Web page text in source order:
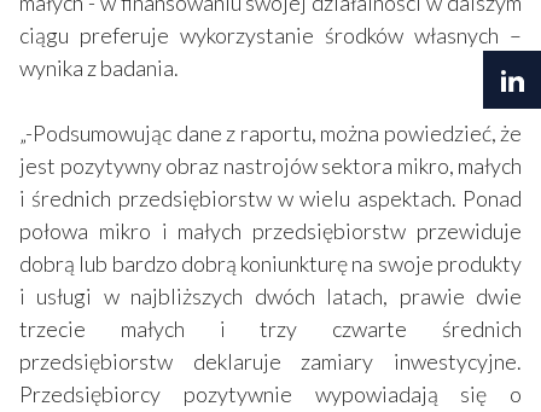
ciągu preferuje wykorzystanie środków własnych –
wynika z badania.
„-Podsumowując dane z raportu, można powiedzieć, że
jest pozytywny obraz nastrojów sektora mikro, małych
i średnich przedsiębiorstw w wielu aspektach. Ponad
połowa mikro i małych przedsiębiorstw przewiduje
dobrą lub bardzo dobrą koniunkturę na swoje produkty
i usługi w najbliższych dwóch latach, prawie dwie
trzecie małych i trzy czwarte średnich
przedsiębiorstw deklaruje zamiary inwestycyjne.
Przedsiębiorcy pozytywnie wypowiadają się o